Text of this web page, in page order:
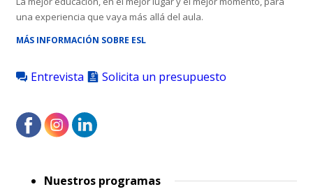
una experiencia que vaya más allá del aula.
MÁS INFORMACIÓN SOBRE ESL
Entrevista Solicita un presupuesto
menuNuestros programas